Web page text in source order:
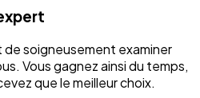
de soigneusement examiner
Vous gagnez ainsi du temps,
que le meilleur choix.